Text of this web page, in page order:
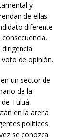
y
de ellas
diferente
de opinión.
un sector de
de la
Tuluá,
en la arena
políticos
se conozca